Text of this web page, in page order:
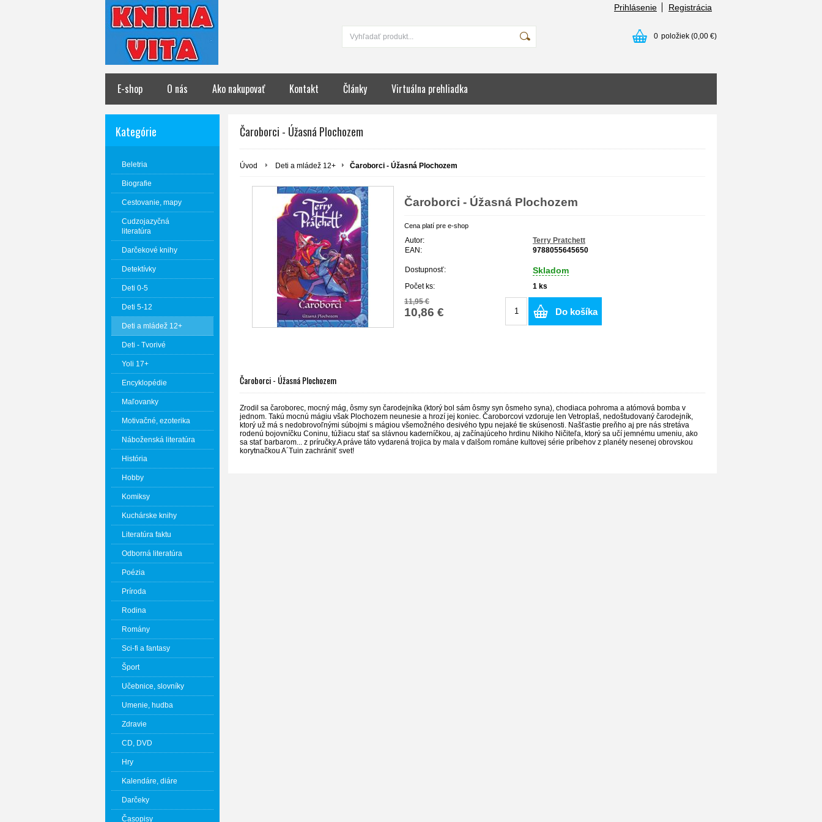
Prihlásenie Registrácia
0 položiek (0,00 €)
E-shop O nás Ako nakupovať Kontakt Články Virtuálna prehliadka
Kategórie
Beletria
Biografie
Cestovanie, mapy
Cudzojazyčná
literatúra
Darčekové knihy
Detektívky
Deti 0-5
Deti 5-12
Deti a mládež 12+
Deti - Tvorivé
Yoli 17+
Encyklopédie
Maľovanky
Motivačné, ezoterika
Náboženská literatúra
História
Hobby
Komiksy
Kuchárske knihy
Literatúra faktu
Odborná literatúra
Poézia
Príroda
Rodina
Romány
Sci-fi a fantasy
Šport
Učebnice, slovníky
Umenie, hudba
Zdravie
CD, DVD
Hry
Kalendáre, diáre
Darčeky
Časopisy
Čaroborci - Úžasná Plochozem
Úvod Deti a mládež 12+ Čaroborci - Úžasná Plochozem
Čaroborci - Úžasná Plochozem
Cena platí pre e-shop
Autor:
Terry Pratchett
EAN:
9788055645650
Dostupnosť: Skladom
Počet ks: 1 ks
11,95 €
10,86 € Do košíka
Čaroborci - Úžasná Plochozem
Zrodil sa čaroborec, mocný mág, ôsmy syn čarodejníka (ktorý bol sám ôsmy syn ôsmeho syna), chodiaca pohroma a atómová bomba v
jednom. Takú mocnú mágiu však Plochozem neunesie a hrozí jej koniec. Čaroborcovi vzdoruje len Vetroplaš, nedoštudovaný čarodejník,
ktorý už má s nedobrovoľnými súbojmi s mágiou všemožného desivého typu nejaké tie skúsenosti. Našťastie preňho aj pre nás stretáva
rodenú bojovníčku Coninu, túžiacu stať sa slávnou kaderníčkou, aj začínajúceho hrdinu Nikiho Ničiteľa, ktorý sa učí jemnému umeniu, ako
sa stať barbarom... z príručky.A práve táto vydarená trojica by mala v ďalšom románe kultovej série príbehov z planéty nesenej obrovskou
korytnačkou A´Tuin zachrániť svet!